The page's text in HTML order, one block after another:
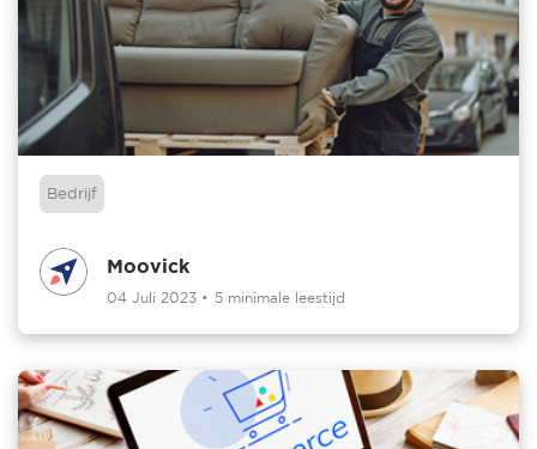
Bedrijf
Moovick
04 Juli 2023 • 5 minimale leestijd